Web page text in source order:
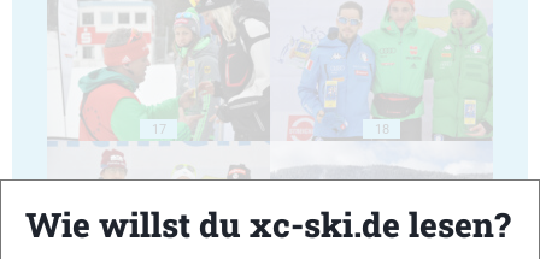
17 18
Wie willst du xc-ski.de lesen?